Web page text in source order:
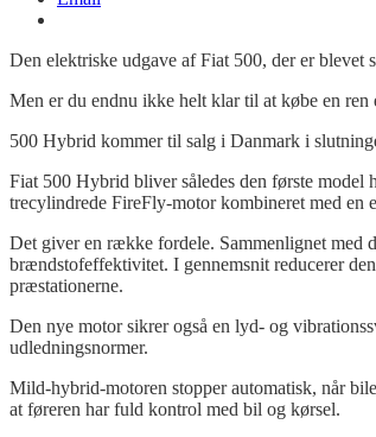
Den elektriske udgave af Fiat 500, der er blevet
Men er du endnu ikke helt klar til at købe en
500 Hybrid kommer til salg i Danmark i
Fiat 500 Hybrid bliver således den første model
trecylindrede FireFly-motor kombineret med en
Det giver en række fordele. Sammenlignet med
brændstofeffektivitet. I gennemsnit reducerer
præstationerne.
Den nye motor sikrer også en lyd- og
udledningsnormer.
Mild-hybrid-motoren stopper automatisk, når
at føreren har fuld kontrol med bil og kørsel.